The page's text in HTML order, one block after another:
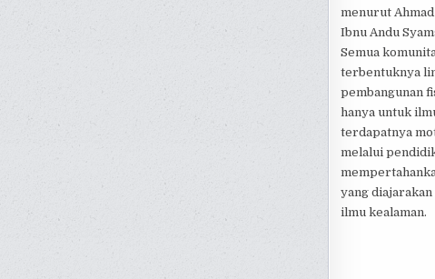
menurut
Ibnu Andu
Semua
terbentuknya
pembangunan
hanya untuk
terdapatnya
melalui
yang
ilmu kealaman.